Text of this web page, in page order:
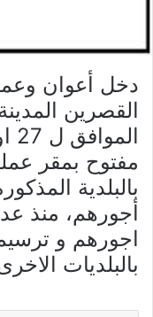
القصرين
مفتوح بمقر
بالبلدية
أجورهم، منذ
اجورهم و
بالبلديات